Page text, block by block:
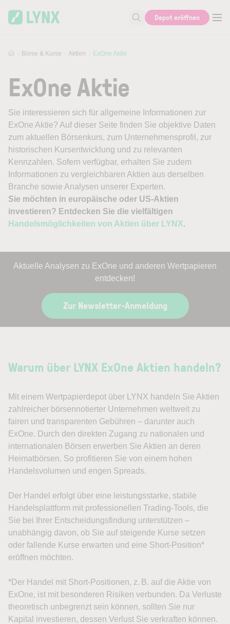
Suche nach Aktie, Autor...
Depot eröffnen
Börse & Kurse Aktien ExOne Aktie
ExOne Aktie
Sie interessieren sich für allgemeine Informationen zur
ExOne Aktie? Auf dieser Seite finden Sie objektive Daten
zum aktuellen Börsenkurs, zum Unternehmensprofil, zur
historischen Kursentwicklung und zu relevanten
Kennzahlen. Sofern verfügbar, erhalten Sie zudem
Informationen zu vergleichbaren Aktien aus derselben
Branche sowie Analysen unserer Experten.
Sie möchten in europäische oder US-Aktien
investieren? Entdecken Sie die vielfältigen
Handelsmöglichkeiten von Aktien über LYNX.
Aktuelle Analysen zu ExOne und anderen Wertpapieren
entdecken!
Zur Newsletter-Anmeldung
Warum über LYNX ExOne Aktien handeln?
Mit einem Wertpapierdepot über LYNX handeln Sie Aktien
zahlreicher börsennotierter Unternehmen weltweit zu
fairen und transparenten Gebühren – darunter auch
ExOne. Durch den direkten Zugang zu nationalen und
internationalen Börsen erwerben Sie Aktien an deren
Heimatbörsen. So profitieren Sie von einem hohen
Handelsvolumen und engen Spreads.
Der Handel erfolgt über eine leistungsstarke, stabile
Handelsplattform mit professionellen Trading-Tools, die
Sie bei Ihrer Entscheidungsfindung unterstützen –
unabhängig davon, ob Sie auf steigende Kurse setzen
oder fallende Kurse erwarten und eine Short-Position*
eröffnen möchten.
*Der Handel mit Short-Positionen, z. B. auf die Aktie von
ExOne, ist mit besonderen Risiken verbunden. Da Verluste
theoretisch unbegrenzt sein können, sollten Sie nur
Kapital investieren, dessen Verlust Sie verkraften können.